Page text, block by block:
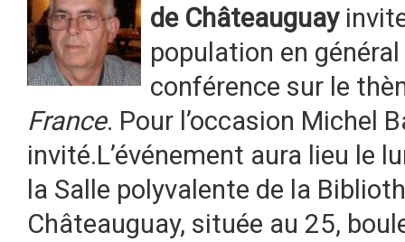
de Châteauguay
population en
conférence sur le
France. Pour l’occasion Michel
invité.L’événement aura lieu le
la Salle polyvalente de la
Châteauguay, située au 25,